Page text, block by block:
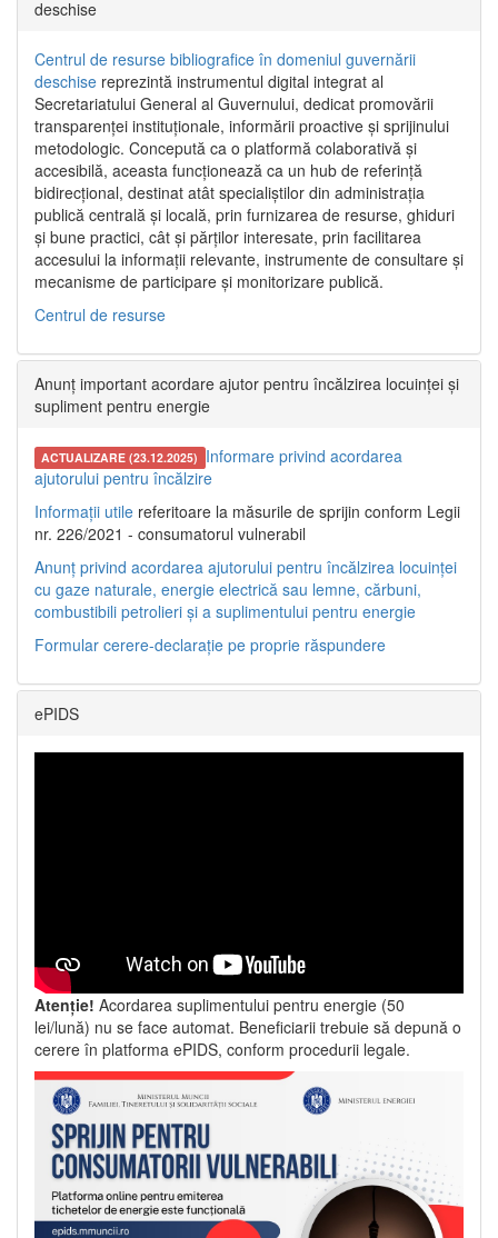
deschise
Centrul de resurse bibliografice în domeniul guvernării
deschise reprezintă instrumentul digital integrat al
Secretariatului General al Guvernului, dedicat promovării
transparenței instituționale, informării proactive și sprijinului
metodologic. Concepută ca o platformă colaborativă și
accesibilă, aceasta funcționează ca un hub de referință
bidirecțional, destinat atât specialiștilor din administrația
publică centrală și locală, prin furnizarea de resurse, ghiduri
și bune practici, cât și părților interesate, prin facilitarea
accesului la informații relevante, instrumente de consultare și
mecanisme de participare și monitorizare publică.
Centrul de resurse
Anunț important acordare ajutor pentru încălzirea locuinței și
supliment pentru energie
ACTUALIZARE (23.12.2025) Informare privind acordarea
ajutorului pentru încălzire
Informații utile referitoare la măsurile de sprijin conform Legii
nr. 226/2021 - consumatorul vulnerabil
Anunț privind acordarea ajutorului pentru încălzirea locuinței
cu gaze naturale, energie electrică sau lemne, cărbuni,
combustibili petrolieri și a suplimentului pentru energie
Formular cerere-declarație pe proprie răspundere
ePIDS
Atenție! Acordarea suplimentului pentru energie (50
lei/lună) nu se face automat. Beneficiarii trebuie să depună o
cerere în platforma ePIDS, conform procedurii legale.